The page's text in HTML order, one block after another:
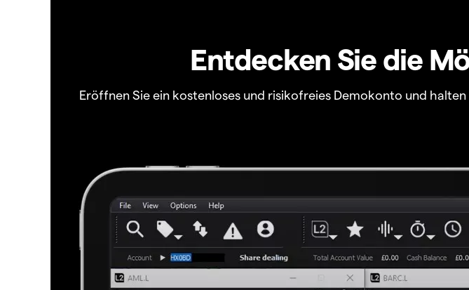
Entdecken Sie die
Eröffnen Sie ein kostenloses und risikofreies Demokonto und